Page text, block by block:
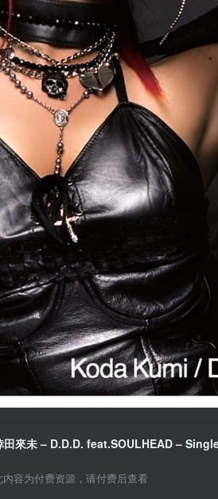
内容为付费资源，请付费后查看